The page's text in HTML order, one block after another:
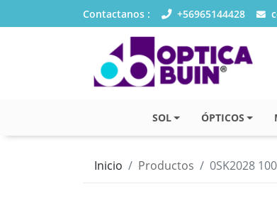
Contactanos : +56965144428
SOL ÓPTICOS
Inicio Productos 0SK2028